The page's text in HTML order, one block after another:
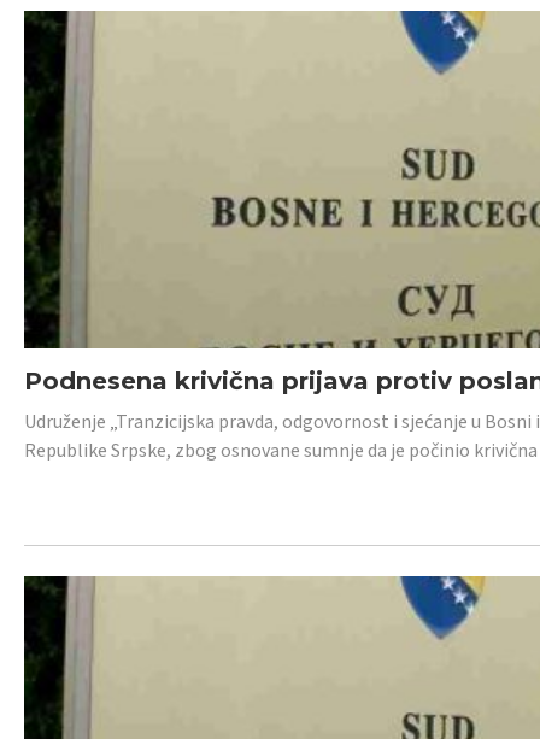
Podnesena krivična prijava protiv
Udruženje „Tranzicijska pravda, odgovornost i sjećanje u
Republike Srpske, zbog osnovane sumnje da je počinio